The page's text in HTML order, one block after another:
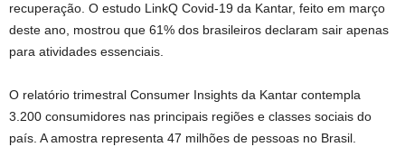
recuperação. O estudo LinkQ Covid-19 da Kantar, feito em março
deste ano, mostrou que 61% dos brasileiros declaram sair apenas
para atividades essenciais.
O relatório trimestral Consumer Insights da Kantar contempla
3.200 consumidores nas principais regiões e classes sociais do
país. A amostra representa 47 milhões de pessoas no Brasil.